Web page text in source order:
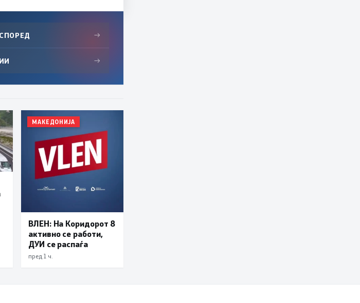
→
→
МАКЕДОНИЈА
ВЛЕН: На Коридорот 8
активно се работи,
ДУИ се распаѓа
пред 1 ч.